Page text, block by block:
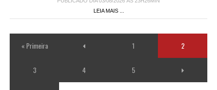
LEIA MAIS ...
« Primeira 1 2
3 4 5